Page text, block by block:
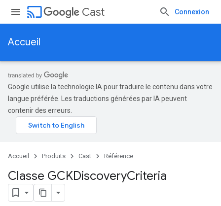
cast Cast Connexion
Accueil
Google utilise la technologie IA pour traduire le contenu dans votre
langue préférée. Les traductions générées par IA peuvent
contenir des erreurs.
Accueil Produits Cast Référence
Classe GCKDiscoveryCriteria